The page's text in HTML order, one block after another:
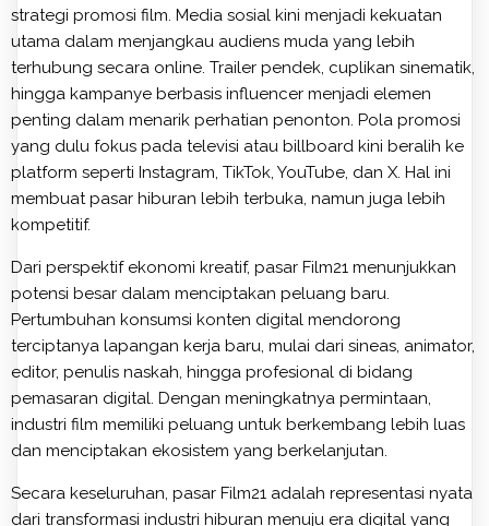
strategi promosi film. Media sosial kini menjadi kekuatan
utama dalam menjangkau audiens muda yang lebih
terhubung secara online. Trailer pendek, cuplikan sinematik,
hingga kampanye berbasis influencer menjadi elemen
penting dalam menarik perhatian penonton. Pola promosi
yang dulu fokus pada televisi atau billboard kini beralih ke
platform seperti Instagram, TikTok, YouTube, dan X. Hal ini
membuat pasar hiburan lebih terbuka, namun juga lebih
kompetitif.
Dari perspektif ekonomi kreatif, pasar Film21 menunjukkan
potensi besar dalam menciptakan peluang baru.
Pertumbuhan konsumsi konten digital mendorong
terciptanya lapangan kerja baru, mulai dari sineas, animator,
editor, penulis naskah, hingga profesional di bidang
pemasaran digital. Dengan meningkatnya permintaan,
industri film memiliki peluang untuk berkembang lebih luas
dan menciptakan ekosistem yang berkelanjutan.
Secara keseluruhan, pasar Film21 adalah representasi nyata
dari transformasi industri hiburan menuju era digital yang